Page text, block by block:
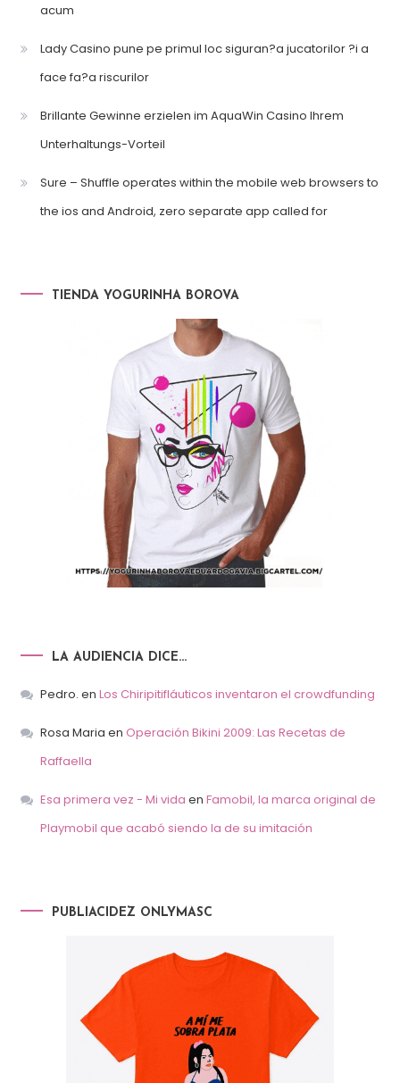
acum
Lady Casino pune pe primul loc siguran?a jucatorilor ?i a
face fa?a riscurilor
Brillante Gewinne erzielen im AquaWin Casino Ihrem
Unterhaltungs-Vorteil
Sure – Shuffle operates within the mobile web browsers to
the ios and Android, zero separate app called for
TIENDA YOGURINHA BOROVA
LA AUDIENCIA DICE…
Pedro. en Los Chiripitifláuticos inventaron el crowdfunding
Rosa Maria en Operación Bikini 2009: Las Recetas de
Raffaella
Esa primera vez - Mi vida en Famobil, la marca original de
Playmobil que acabó siendo la de su imitación
PUBLIACIDEZ ONLYMASC